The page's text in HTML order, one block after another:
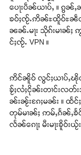
ပေႃးပဵၼ်ယၢပ်ႇ ။ ၵွၼ်
ၶဝ်ႈၸႂ်ႉဢိၼ်ႊထိူဝ်ႊၼဵ
ၼၼ်ႉမႃး သိုၵ်းမၢၼ်ႈ ဢွ
င်ႈၸႂ်ႉ VPN ။
ဢိင်ၼိူဝ် လွင်ႈယၢပ်ႇၽို
ၶႂ်ႈလႆႈငိုၼ်းတၢင်းလ
ၼ်းၼႂ်းၵႄႈမၼ်း ။ ထႅင်ႈ
တုမ်မၢၼ်ႈ ဢမ်ႇၵႅၼ်ႇၶႅ
လႅၼ်ၵေႃႈ မီးမႃးၶိူဝ်းယႂ်း